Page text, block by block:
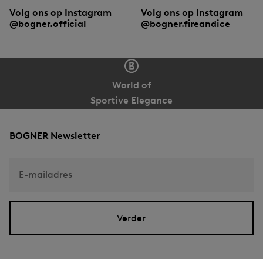
Volg ons op Instagram
@bogner.official
Volg ons op Instagram
@bogner.fireandice
World of
Sportive Elegance
BOGNER Newsletter
E-mailadres
Verder